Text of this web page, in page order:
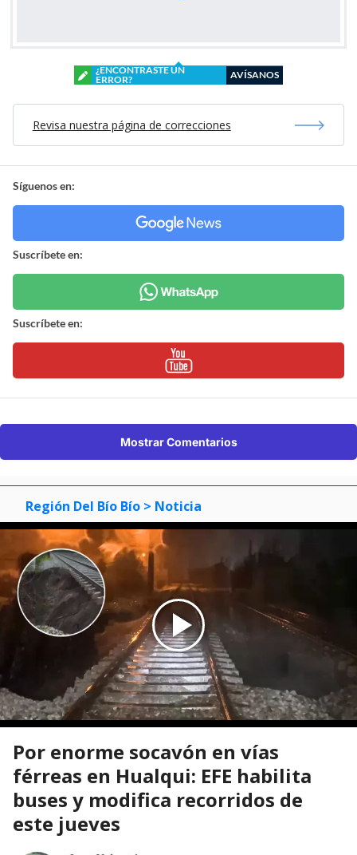
¿ENCONTRASTE UN
ERROR?
AVÍSANOS
Revisa nuestra página de correcciones
Síguenos en:
Suscríbete en:
Suscríbete en:
Mostrar Comentarios
Región Del Bío Bío > Noticia
Por enorme socavón en vías
férreas en Hualqui: EFE habilita
buses y modifica recorridos de
este jueves